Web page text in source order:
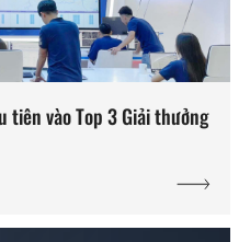
tiên vào Top 3 Giải thưởng